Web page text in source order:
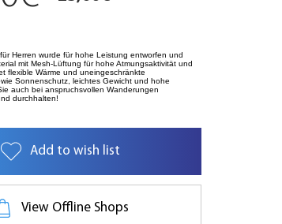
Herren wurde für hohe Leistung entworfen und
mit Mesh-Lüftung für hohe Atmungsaktivität und
flexible Wärme und uneingeschränkte
Sonnenschutz, leichtes Gewicht und hohe
auch bei anspruchsvollen Wanderungen
durchhalten!
Add to wish list
View Offline Shops